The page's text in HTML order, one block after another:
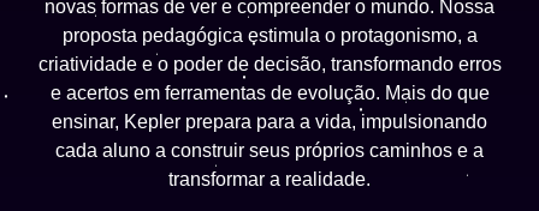
novas formas de ver e compreender o mundo. Nossa
proposta pedagógica estimula o protagonismo, a
criatividade e o poder de decisão, transformando erros
e acertos em ferramentas de evolução. Mais do que
ensinar, Kepler prepara para a vida, impulsionando
cada aluno a construir seus próprios caminhos e a
transformar a realidade.